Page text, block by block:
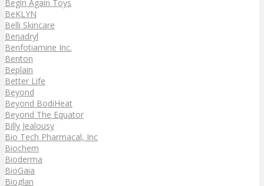
Begin Again Toys
BeKLYN
Belli Skincare
Benadryl
Benfotiamine Inc.
Benton
Beplain
Better Life
Beyond
Beyond BodiHeat
Beyond The Equator
Billy Jealousy
Bio Tech Pharmacal, Inc
Biochem
Bioderma
BioGaia
Bioglan